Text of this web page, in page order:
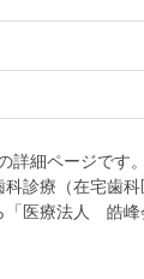
細ページです
診療（在宅歯
「医療法人 皓